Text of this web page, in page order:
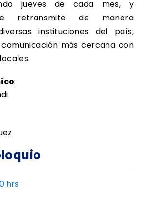
jueves de cada mes, y
retransmite de manera
instituciones del país,
más cercana con
:
hrs